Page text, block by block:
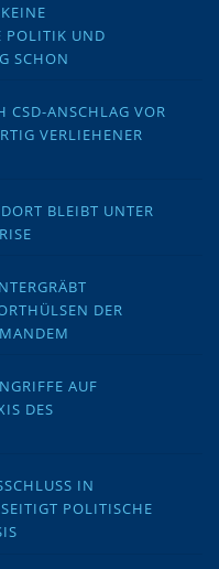
POLITIK UND
SCHON
CSD-ANSCHLAG VOR
VERLIEHENER
BLEIBT UNTER
DER
AUF
DES
IN
POLITISCHE